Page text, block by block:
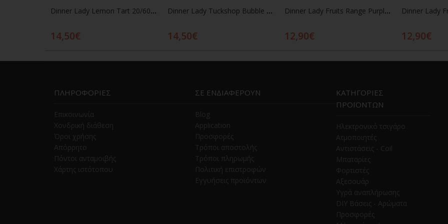
Dinner Lady Lemon Tart 20/60ml
14,50€
Dinner Lady Tuckshop Bubble Trouble 20/60ml
14,50€
Dinner Lady Fruits Range Purple Rain 20/60ml
12,90€ 12,90€
ΠΛΗΡΟΦΟΡΙΕΣ
Επικοινωνία
Χονδρική διάθεση
Όροι χρήσης
Απόρρητο
Πόντοι ανταμοιβής
Χάρτης ιστότοπου
ΣΕ ΕΝΔΙΑΦΕΡΟΥΝ
Blog
Application
Προσφορές
Τρόποι αποστολής
Τρόποι πληρωμής
Πολιτική επιστροφών
Εγγυήσεις προϊόντων
ΚΑΤΗΓΟΡΙΕΣ
ΠΡΟΪΟΝΤΩΝ
Ηλεκτρονικό τσιγάρο
Ατμοποιητές
Αντιστάσεις - Coil
Μπαταρίες
Φορτιστές
Αξεσουάρ
Υγρά αναπλήρωσης
DIY Βάσεις - Αρώματα
Προσφορές